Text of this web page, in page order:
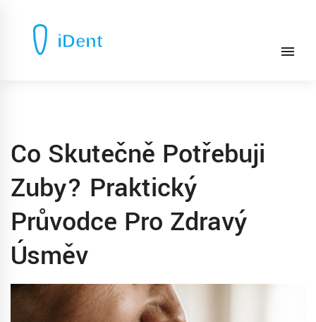
Co Skutečně Potřebuji
Zuby? Praktický
Průvodce Pro Zdravý
Úsměv